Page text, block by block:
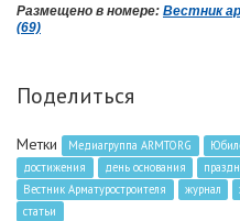
Размещено в номере: Вестник
(69)
Поделиться
Метки Медиагруппа ARMTORG
достижения
день основания
Вестник Арматуростроителя
журнал
статьи